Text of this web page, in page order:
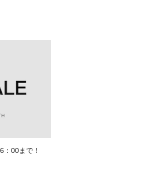
うにとの願い
る場合がご
「取り扱い
ください。
などの閲覧環
がございま
00まで！